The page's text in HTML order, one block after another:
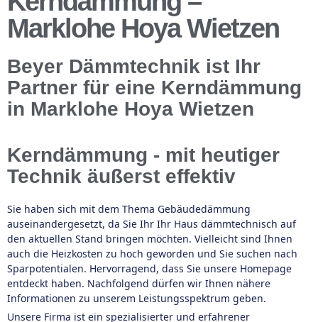
Marklohe Hoya Wietzen
Beyer Dämmtechnik ist Ihr
Partner für eine Kerndämmung
in Marklohe Hoya Wietzen
Kerndämmung - mit heutiger
Technik äußerst effektiv
Sie haben sich mit dem Thema Gebäudedämmung
auseinandergesetzt, da Sie Ihr Ihr Haus dämmtechnisch auf
den aktuellen Stand bringen möchten. Vielleicht sind Ihnen
auch die Heizkosten zu hoch geworden und Sie suchen nach
Sparpotentialen. Hervorragend, dass Sie unsere Homepage
entdeckt haben. Nachfolgend dürfen wir Ihnen nähere
Informationen zu unserem Leistungsspektrum geben.
Unsere Firma ist ein spezialisierter und erfahrener